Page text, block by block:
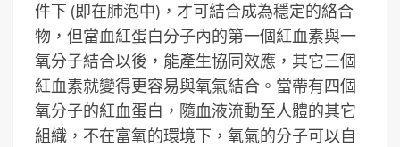
件下 (即在肺泡中)，才可結合成為穩定的絡合
物，但當血紅蛋白分子內的第一個紅血素與一
氧分子結合以後，能產生協同效應，其它三個
紅血素就變得更容易與氧氣結合。當帶有四個
氧分子的紅血蛋白，隨血液流動至人體的其它
組織，不在富氧的環境下，氧氣的分子可以自